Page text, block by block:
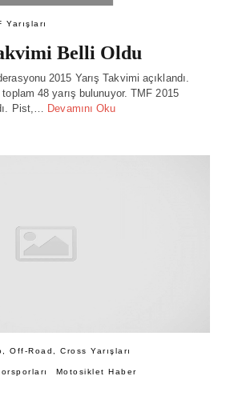
Yarışları
Belli Oldu
2015 Yarış Takvimi açıklandı.
48 yarış bulunuyor. TMF 2015
Pist,… Devamını Oku
Off-Road, Cross Yarışları
Motosiklet Haber